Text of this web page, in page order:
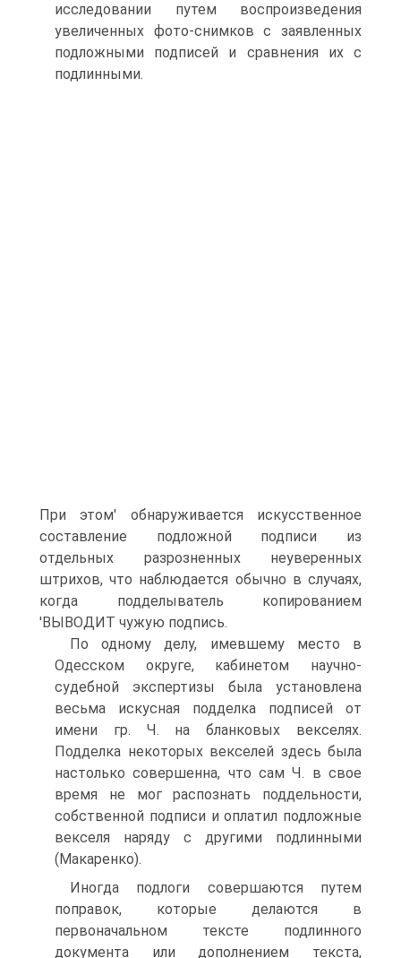
исследовании путем воспроизведения
увеличенных фото-снимков с заявленных
подложными подписей и сравнения их с
подлинными.
При этом' обнаруживается искусственное
составление подложной подписи из
отдельных разрозненных неуверенных
штрихов, что наблюдается обычно в случаях,
когда подделыватель копированием
'ВЫВОДИТ чужую подпись.
По одному делу, имевшему место в
Одесском округе, кабинетом научно-
судебной экспертизы была установлена
весьма искусная подделка подписей от
имени гр. Ч. на бланковых векселях.
Подделка некоторых векселей здесь была
настолько совершенна, что сам Ч. в свое
время не мог распознать поддельности,
собственной подписи и оплатил подложные
векселя наряду с другими подлинными
(Макаренко).
Иногда подлоги совершаются путем
поправок, которые делаются в
первоначальном тексте подлинного
документа или дополнением текста,